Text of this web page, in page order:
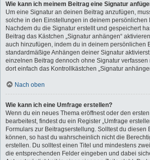
Wie kann ich meinem Beitrag eine Signatur
Um eine Signatur an deinen Beitrag anzufügen,
solche in den Einstellungen in deinem persönlichen
Nachdem du die Signatur erstellt und gespeichert
Beitrag das Kästchen „Signatur anhängen“
auch hinzufügen, indem du in deinem persönlichen
standardmäßige Anhängen deiner Signatur
einzelnen Beitrag dennoch ohne Signatur verfassen
dort einfach das Kontrollkästchen „Signatur
Nach oben
Wie kann ich eine Umfrage erstellen?
Wenn du ein neues Thema eröffnest oder den
bearbeitest, findest du ein Register „Umfrage
Formulars zur Beitragserstellung. Solltest du diesen
können, so hast du wahrscheinlich nicht die
erstellen. Du solltest einen Titel und mindestens
die entsprechenden Felder eingeben und dabei